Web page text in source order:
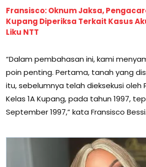
Fransisco: Oknum Jaksa,
Kupang Diperiksa Terkait Kasus
Liku NTT
“Dalam pembahasan ini, kami
poin penting. Pertama, tanah yang
itu, sebelumnya telah dieksekusi oleh
Kelas 1A Kupang, pada tahun 1997,
September 1997,” kata Fransisco Bessi.